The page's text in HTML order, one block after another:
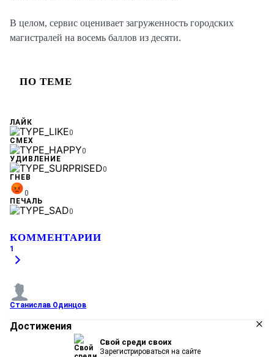
В целом, сервис оценивает загруженность городских
магистралей на восемь баллов из десяти.
ПО ТЕМЕ
ЛАЙК
0
СМЕХ
0
УДИВЛЕНИЕ
0
ГНЕВ
0
ПЕЧАЛЬ
0
КОММЕНТАРИИ
1
Станислав Одинцов
Достижения
Свой среди своих
Зарегистрироваться на сайте